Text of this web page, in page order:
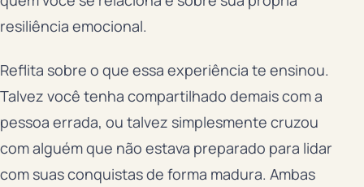
resiliência emocional.
Reflita sobre o que essa experiência te ensinou.
Talvez você tenha compartilhado demais com a
pessoa errada, ou talvez simplesmente cruzou
com alguém que não estava preparado para lidar
com suas conquistas de forma madura. Ambas